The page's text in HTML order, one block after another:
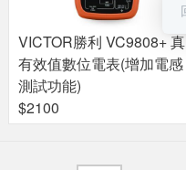
VICTOR勝利 VC9808+ 真
有效值數位電表(增加電感
測試功能)
$2100
關於良興